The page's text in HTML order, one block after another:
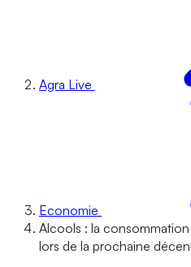
Agra Live
Economie
Alcools : la
lors de la prochaine